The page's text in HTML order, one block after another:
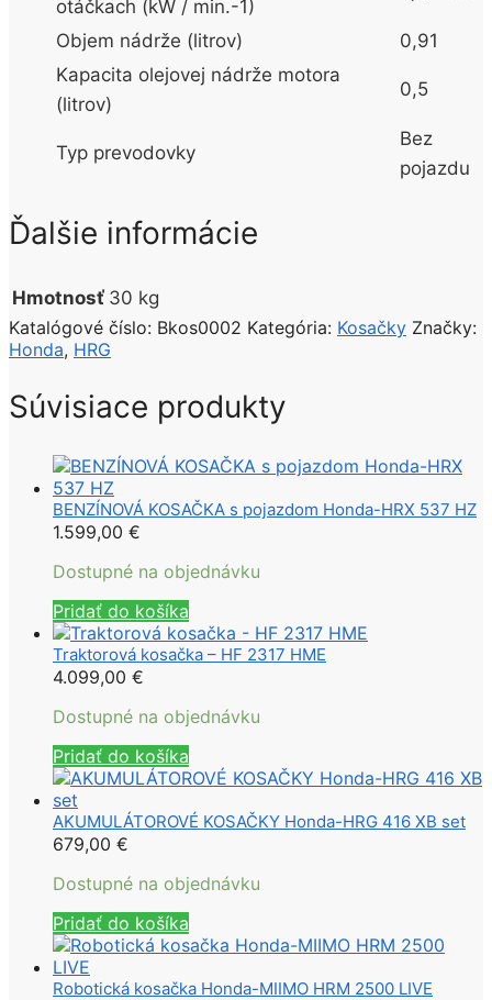
otáčkach (kW / min.-1)
Objem nádrže (litrov)
0,91
Kapacita olejovej nádrže motora
(litrov)
0,5
Typ prevodovky
Bez
pojazdu
Ďalšie informácie
Hmotnosť 30 kg
Katalógové číslo: Bkos0002 Kategória: Kosačky Značky:
Honda, HRG
Súvisiace produkty
BENZÍNOVÁ KOSAČKA s pojazdom Honda-HRX 537 HZ
1.599,00 €
Dostupné na objednávku
Pridať do košíka
Traktorová kosačka – HF 2317 HME
4.099,00 €
Dostupné na objednávku
Pridať do košíka
AKUMULÁTOROVÉ KOSAČKY Honda-HRG 416 XB set
679,00 €
Dostupné na objednávku
Pridať do košíka
Robotická kosačka Honda-MIIMO HRM 2500 LIVE